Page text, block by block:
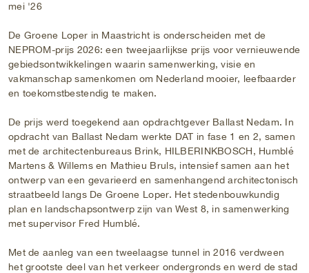
mei '26
De Groene Loper in Maastricht is onderscheiden met de
NEPROM-prijs 2026: een tweejaarlijkse prijs voor vernieuwende
gebiedsontwikkelingen waarin samenwerking, visie en
vakmanschap samenkomen om Nederland mooier, leefbaarder
en toekomstbestendig te maken.
De prijs werd toegekend aan opdrachtgever Ballast Nedam. In
opdracht van Ballast Nedam werkte DAT in fase 1 en 2, samen
met de architectenbureaus Brink, HILBERINKBOSCH, Humblé
Martens & Willems en Mathieu Bruls, intensief samen aan het
ontwerp van een gevarieerd en samenhangend architectonisch
straatbeeld langs De Groene Loper. Het stedenbouwkundig
plan en landschapsontwerp zijn van West 8, in samenwerking
met supervisor Fred Humblé.
Met de aanleg van een tweelaagse tunnel in 2016 verdween
het grootste deel van het verkeer ondergronds en werd de stad